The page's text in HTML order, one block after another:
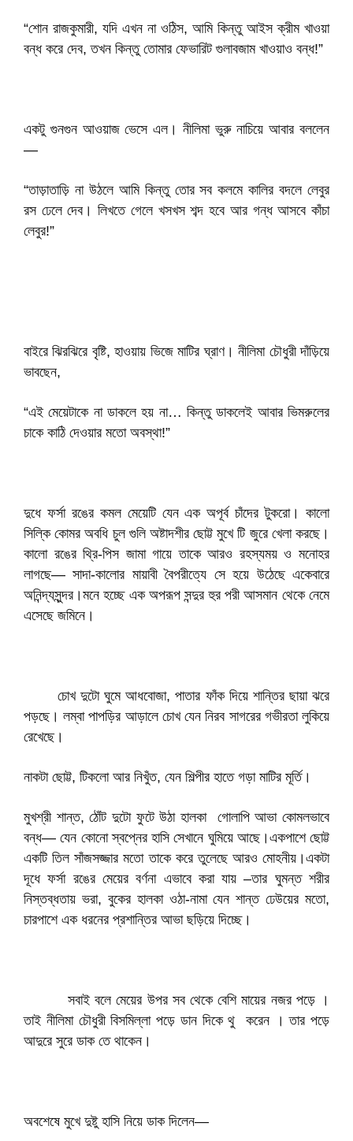
“শোন রাজকুমারী, যদি এখন না ওঠিস, আমি কিন্তু আইস ক্রীম খাওয়া
বন্ধ করে দেব, তখন কিন্তু তোমার ফেভারিট গুলাবজাম খাওয়াও বন্ধ!”
একটু গুনগুন আওয়াজ ভেসে এল। নীলিমা ভুরু নাচিয়ে আবার বললেন
—
“তাড়াতাড়ি না উঠলে আমি কিন্তু তোর সব কলমে কালির বদলে লেবুর
রস ঢেলে দেব। লিখতে গেলে খসখস শব্দ হবে আর গন্ধ আসবে কাঁচা
লেবুর!”
বাইরে ঝিরঝিরে বৃষ্টি, হাওয়ায় ভিজে মাটির ঘ্রাণ। নীলিমা চৌধুরী দাঁড়িয়ে
ভাবছেন,
“এই মেয়েটাকে না ডাকলে হয় না… কিন্তু ডাকলেই আবার ভিমরুলের
চাকে কাঠি দেওয়ার মতো অবস্থা!”
দুধে ফর্সা রঙের কমল মেয়েটি যেন এক অপূর্ব চাঁদের টুকরো। কালো
সিল্কি কোমর অবধি চুল গুলি অষ্টাদশীর ছোট্ট মুখে টি জুরে খেলা করছে।
কালো রঙের থ্রি-পিস জামা গায়ে তাকে আরও রহস্যময় ও মনোহর
লাগছে— সাদা-কালোর মায়াবী বৈপরীত্যে সে হয়ে উঠেছে একেবারে
অনিন্দ্যসুন্দর।মনে হচ্ছে এক অপরূপ সন্দুর হুর পরী আসমান থেকে নেমে
এসেছে জমিনে।
চোখ দুটো ঘুমে আধবোজা, পাতার ফাঁক দিয়ে শান্তির ছায়া ঝরে
পড়ছে। লম্বা পাপড়ির আড়ালে চোখ যেন নিরব সাগরের গভীরতা লুকিয়ে
রেখেছে।
নাকটা ছোট্ট, টিকলো আর নিখুঁত, যেন শিল্পীর হাতে গড়া মাটির মূর্তি।
মুখশ্রী শান্ত, ঠোঁট দুটো ফুটে উঠা হালকা গোলাপি আভা কোমলভাবে
বন্ধ— যেন কোনো স্বপ্নের হাসি সেখানে ঘুমিয়ে আছে।একপাশে ছোট্ট
একটি তিল সাঁজসজ্জার মতো তাকে করে তুলেছে আরও মোহনীয়।একটা
দূধে ফর্সা রঙের মেয়ের বর্ণনা এভাবে করা যায় –তার ঘুমন্ত শরীর
নিস্তব্ধতায় ভরা, বুকের হালকা ওঠা-নামা যেন শান্ত ঢেউয়ের মতো,
চারপাশে এক ধরনের প্রশান্তির আভা ছড়িয়ে দিচ্ছে।
সবাই বলে মেয়ের উপর সব থেকে বেশি মায়ের নজর পড়ে ।
তাই নীলিমা চৌধুরী বিসমিল্লা পড়ে ডান দিকে থু করেন । তার পড়ে
আদুরে সুরে ডাক তে থাকেন।
অবশেষে মুখে দুষ্টু হাসি নিয়ে ডাক দিলেন—